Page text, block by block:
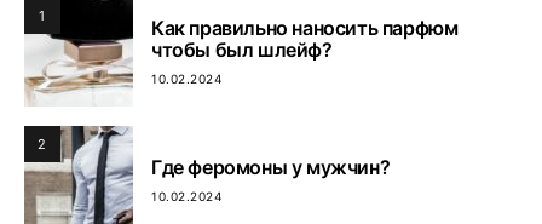
1
Как правильно наносить парфюм
чтобы был шлейф?
10.02.2024
2
Где феромоны у мужчин?
10.02.2024